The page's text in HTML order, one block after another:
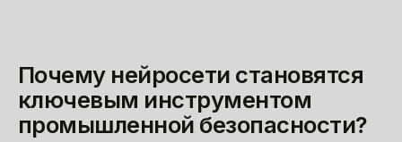
Почему нейросети становятся
ключевым инструментом
промышленной безопасности?